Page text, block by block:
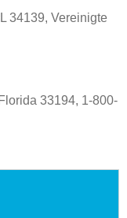
34139, Vereinigte
33194, 1-800-